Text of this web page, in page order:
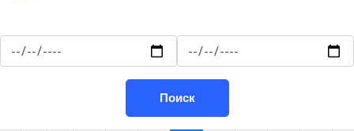
Поиск